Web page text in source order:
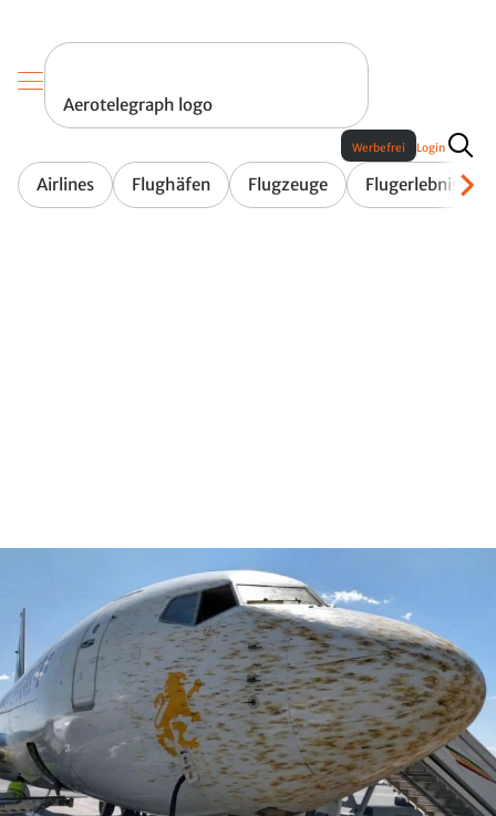
Aerotelegraph logo
Airlines Flughäfen Flugzeuge Flugerlebnis
Werbefrei Login